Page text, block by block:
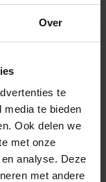
Over
te
te bieden
Ook delen we
met onze
analyse. Deze
met andere
. Ook heb ik
plotseling
vanuit
je dat